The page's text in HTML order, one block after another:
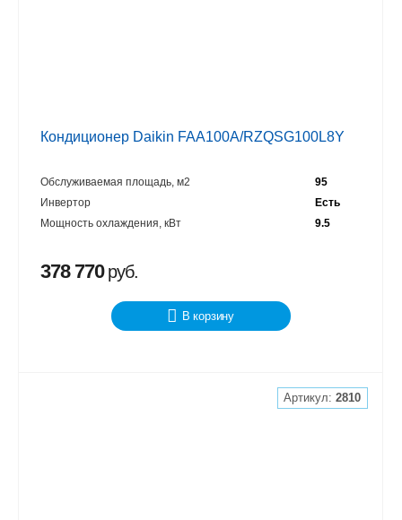
Кондиционер Daikin FAA100A/RZQSG100L8Y
Обслуживаемая площадь, м2
95
Инвертор
Есть
Мощность охлаждения, кВт
9.5
378 770руб.
В корзину
Артикул:2810